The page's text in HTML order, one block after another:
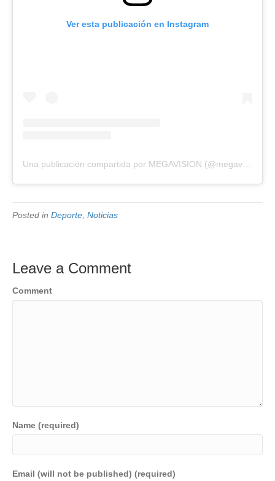
Ver esta publicación en Instagram
Una publicación compartida por MEGAVISION (@megavision.ve)
Posted in Deporte, Noticias
Leave a Comment
Comment
Name (required)
Email (will not be published) (required)